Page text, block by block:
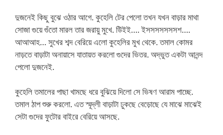
দুজনেই কিছু বুঝে ওঠার আগে. কুহেলি টের পেলো তখন যখন বাড়ার মাথা
সোজা গুয়ে গুঁতো মারল তার জরায়ু মুখে. উিইই…. ইসসসসসসসশ….
আআআহ… সুখের শব্দ বেরিয়ে এলো কুহেলির মুখ থেকে. তমাল কোমর
নাড়তে বাড়াটা অনায়াসে যাতায়ত করলো গুদের ভিতর. অদ্ভুত একটা আনন্দ
পেলো দুজনেই.
কুহেলি তমালের পাছা খামছে ধরে বুঝিয়ে দিলো সে ভিষণ আরাম পাচ্ছে.
তমাল ঠাপ শুরু করলো. এত স্মূদ্লী বাড়াটা ঢুকছে বেড়োছে যে মাঝে মাঝেই
সেটা গুদের ফুটোর বাইরে বেরিয়ে আসছে.